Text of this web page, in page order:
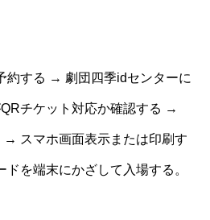
約する → 劇団四季idセンターに
チケット対応か確認する →
→ スマホ画面表示または印刷す
を端末にかざして入場する。